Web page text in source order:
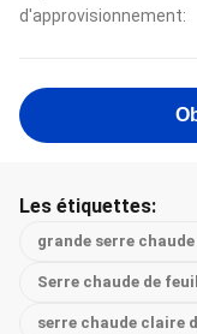
d'approvisionnement:
Les étiquettes:
grande serre
Serre chaude de
serre chaude claire